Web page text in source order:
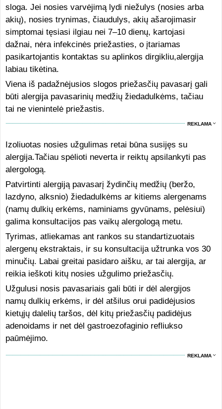
sloga. Jei nosies varvėjimą lydi niežulys (nosies arba
akių), nosies trynimas, čiaudulys, akių ašarojimasir
simptomai tęsiasi ilgiau nei 7–10 dienų, kartojasi
dažnai, nėra infekcinės priežasties, o įtariamas
pasikartojantis kontaktas su aplinkos dirgikliu,alergija
labiau tikėtina.
Viena iš padažnėjusios slogos priežasčių pavasarį gali
būti alergija pavasarinių medžių žiedadulkėms, tačiau
tai ne vienintelė priežastis.
REKLAMA
Izoliuotas nosies užgulimas retai būna susijęs su
alergija.Tačiau spėlioti neverta ir reiktų apsilankyti pas
alergologą.
Patvirtinti alergiją pavasarį žydinčių medžių (beržo,
lazdyno, alksnio) žiedadulkėms ar kitiems alergenams
(namų dulkių erkėms, naminiams gyvūnams, pelėsiui)
galima konsultacijos pas vaikų alergologą metu.
Tyrimas, atliekamas ant rankos su standartizuotais
alergenų ekstraktais, ir su konsultacija užtrunka vos 30
minučių. Labai greitai pasidaro aišku, ar tai alergija, ar
reikia ieškoti kitų nosies užgulimo priežasčių.
Užgulusi nosis pavasariais gali būti ir dėl alergijos
namų dulkių erkėms, ir dėl atšilus orui padidėjusios
kietųjų dalelių taršos, dėl kitų priežasčių padidėjus
adenoidams ir net dėl gastroezofaginio refliukso
paūmėjimo.
REKLAMA